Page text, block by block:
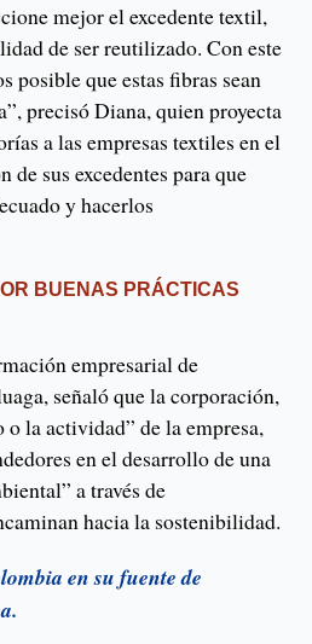
mejor el excedente textil,
de ser reutilizado. Con este
posible que estas fibras sean
precisó Diana, quien proyecta
a las empresas textiles en el
de sus excedentes para que
y hacerlos
BUENAS PRÁCTICAS
empresarial de
señaló que la corporación,
la actividad” de la empresa,
en el desarrollo de una
a través de
hacia la sostenibilidad.
en su fuente de